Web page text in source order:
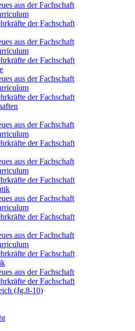
aus der Fachschaft
der Fachschaft
aus der Fachschaft
der Fachschaft
aus der Fachschaft
der Fachschaft
aus der Fachschaft
der Fachschaft
aus der Fachschaft
der Fachschaft
aus der Fachschaft
der Fachschaft
aus der Fachschaft
der Fachschaft
aus der Fachschaft
der Fachschaft
(Jg.8-10)